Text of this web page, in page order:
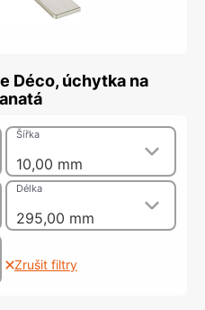
Déco, úchytka na
10,00 mm
Šířka
295,00 mm
Délka
Zrušit filtry